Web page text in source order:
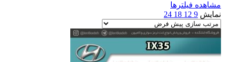
مشاهده فیلترها
نمایش 9
12
18
24